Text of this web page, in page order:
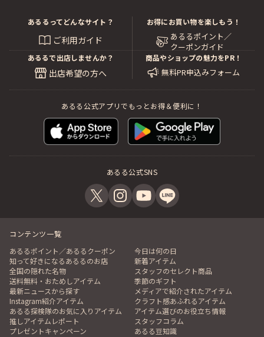
あるるってどんなサイト？
ご利用ガイド
お得にお買い物を楽しもう！
あるるポイント／
クーポンガイド
あるるで出店しませんか？
出店希望の方へ
商品やショップの魅力をPR！
無料PR申込みフォーム
あるる公式アプリでもっとお得＆便利に！
あるる公式SNS
コンテンツ一覧
あるるポイント／あるるクーポン
今日は何の日
知って好きになるあるるのお店
新着アイテム
全国の隠れた名物
スタッフのセレクト商品
送料無料・おためしアイテム
季節のギフト
最新ニュースから探す
メディアで紹介されたアイテム
Instagram紹介アイテム
クラフト感あふれるアイテム
あるる探検隊のお気に入りアイテム
アイテム選びのお役立ち情報
推しアイテムレポート
スタッフコラム
プレゼントキャンペーン
あるる豆知識